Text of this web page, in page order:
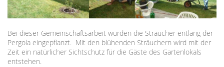
Bei dieser Gemeinschaftsarbeit wurden die Sträucher entlang der
Pergola eingepflanzt. Mit den blühenden Sträuchern wird mit der
Zeit ein natürlicher Sichtschutz für die Gäste des Gartenlokals
entstehen.